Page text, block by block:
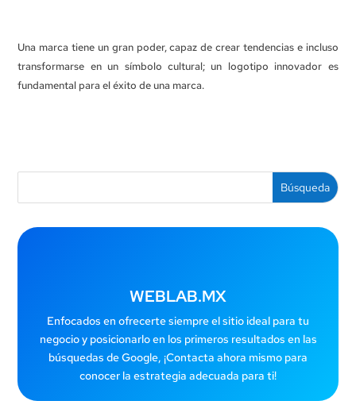
Una marca tiene un gran poder, capaz de crear tendencias e incluso
transformarse en un símbolo cultural; un logotipo innovador es
fundamental para el éxito de una marca.
WEBLAB.MX
Enfocados en ofrecerte siempre el sitio ideal para tu
negocio y posicionarlo en los primeros resultados en las
búsquedas de Google, ¡Contacta ahora mismo para
conocer la estrategia adecuada para ti!